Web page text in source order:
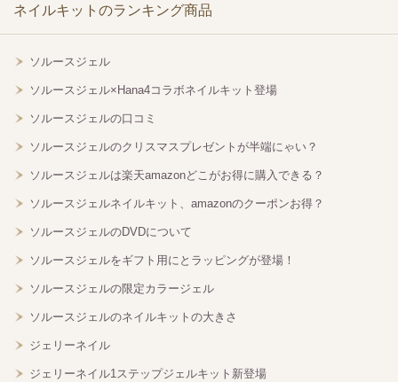
ネイルキットのランキング商品
ソルースジェル
ソルースジェル×Hana4コラボネイルキット登場
ソルースジェルの口コミ
ソルースジェルのクリスマスプレゼントが半端にゃい？
ソルースジェルは楽天amazonどこがお得に購入できる？
ソルースジェルネイルキット、amazonのクーポンお得？
ソルースジェルのDVDについて
ソルースジェルをギフト用にとラッピングが登場！
ソルースジェルの限定カラージェル
ソルースジェルのネイルキットの大きさ
ジェリーネイル
ジェリーネイル1ステップジェルキット新登場